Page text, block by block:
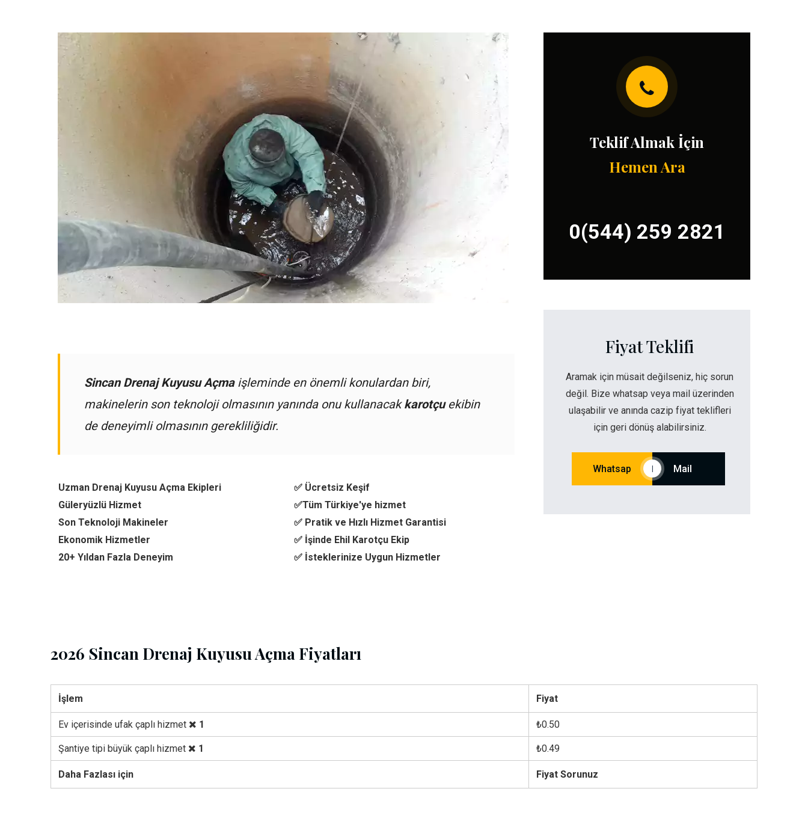
Sincan Drenaj Kuyusu Açmaişleminde en önemli konulardan biri,
makinelerin son teknoloji olmasının yanında onu kullanacakkarotçuekibin
de deneyimli olmasının gerekliliğidir.
Uzman Drenaj Kuyusu Açma Ekipleri
✅ Ücretsiz Keşif
Güleryüzlü Hizmet
✅Tüm Türkiye'ye hizmet
Son Teknoloji Makineler
✅ Pratik ve Hızlı Hizmet Garantisi
Ekonomik Hizmetler
✅ İşinde Ehil Karotçu Ekip
20+ Yıldan Fazla Deneyim
✅ İsteklerinize Uygun Hizmetler
Teklif Almak İçin
Hemen Ara
0(544) 259 2821
Fiyat Teklifi
Aramak için müsait değilseniz, hiç sorun
değil. Bize whatsap veya mail üzerinden
ulaşabilir ve anında cazip fiyat teklifleri
için geri dönüş alabilirsiniz.
Whatsap Mail
2026 Sincan Drenaj Kuyusu Açma Fiyatları
İşlem Fiyat
Ev içerisinde ufak çaplı hizmet 1 ₺0.50
Şantiye tipi büyük çaplı hizmet 1 ₺0.49
Daha Fazlası için Fiyat Sorunuz